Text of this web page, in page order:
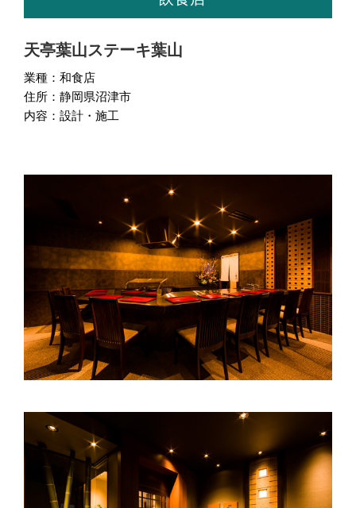
天亭葉山ステーキ葉山
業種：和食店
住所：静岡県沼津市
内容：設計・施工